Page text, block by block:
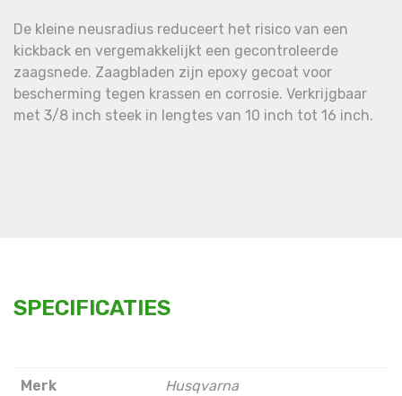
De kleine neusradius reduceert het risico van een
kickback en vergemakkelijkt een gecontroleerde
zaagsnede. Zaagbladen zijn epoxy gecoat voor
bescherming tegen krassen en corrosie. Verkrijgbaar
met 3/8 inch steek in lengtes van 10 inch tot 16 inch.
SPECIFICATIES
Merk Husqvarna